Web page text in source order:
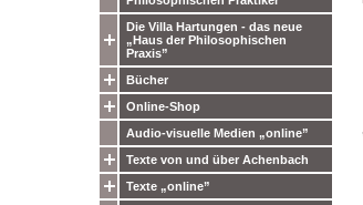
Die Villa Hartungen - das neue
„Haus der Philosophischen
Praxis”
Bücher
Online-Shop
Audio-visuelle Medien „online”
Texte von und über Achenbach
Texte „online”